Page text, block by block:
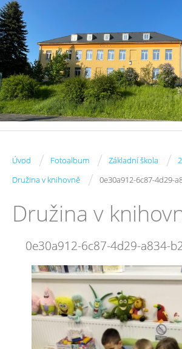
Úvod / Fotoalbum / Základní škola /
Družina v knihovně / 0e30a912-6c87-4d29-
Družina v
0e30a912-6c87-4d29-a834-